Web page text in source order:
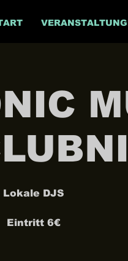
Lokale DJS
Eintritt 6€